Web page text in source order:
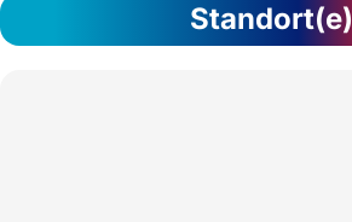
Standort(e)